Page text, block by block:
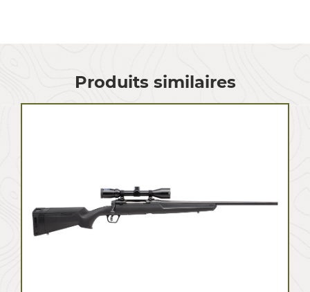
Produits similaires